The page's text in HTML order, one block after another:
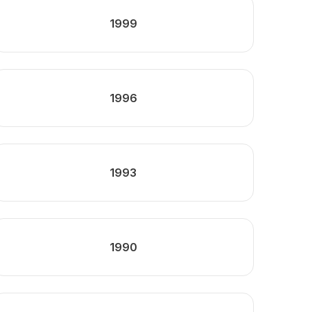
1999
1996
1993
1990